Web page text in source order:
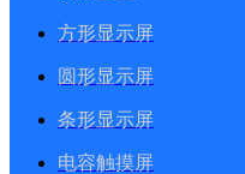
方形显示屏
圆形显示屏
条形显示屏
电容触摸屏